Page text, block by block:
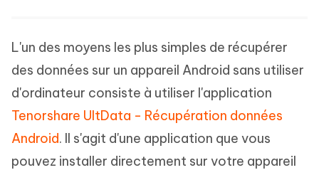
L'un des moyens les plus simples de récupérer
des données sur un appareil Android sans utiliser
d'ordinateur consiste à utiliser l'application
Tenorshare UltData - Récupération données
Android. Il s'agit d'une application que vous
pouvez installer directement sur votre appareil